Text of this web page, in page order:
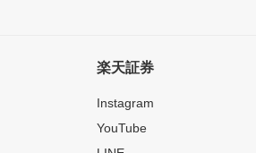
楽天証券
Instagram
YouTube